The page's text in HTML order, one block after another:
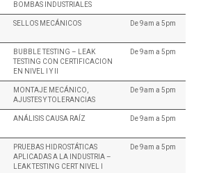
BOMBAS INDUSTRIALES
SELLOS MECÁNICOS De 9am a 5pm
BUBBLE TESTING – LEAK
TESTING CON CERTIFICACION
EN NIVEL I Y II
De 9am a 5pm
MONTAJE MECÁNICO,
AJUSTES Y TOLERANCIAS
De 9am a 5pm
ANÁLISIS CAUSA RAÍZ De 9am a 5pm
PRUEBAS HIDROSTÁTICAS
APLICADAS A LA INDUSTRIA –
LEAK TESTING CERT NIVEL I
De 9am a 5pm